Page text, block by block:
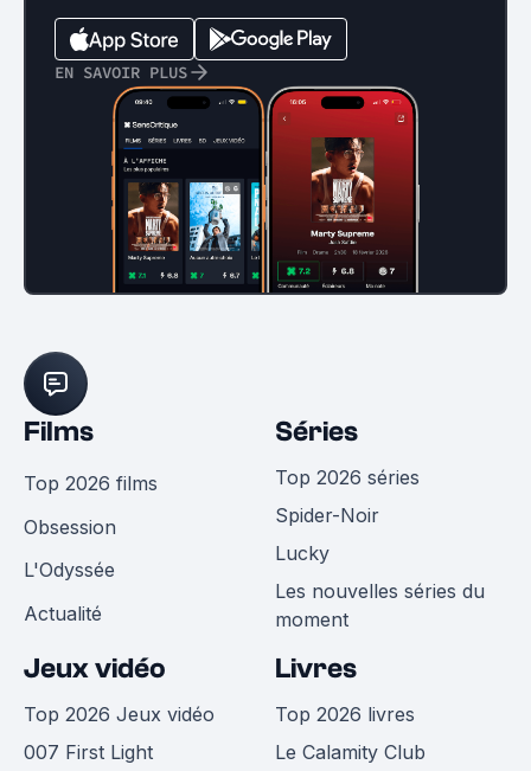
EN SAVOIR PLUS
Films
Top 2026 films
Obsession
L'Odyssée
Actualité
Séries
Top 2026 séries
Spider-Noir
Lucky
Les nouvelles séries du
moment
Jeux vidéo
Top 2026 Jeux vidéo
007 First Light
Livres
Top 2026 livres
Le Calamity Club